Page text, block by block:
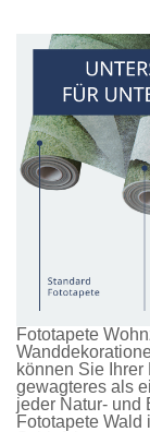
Fototapete
können Sie
gewagteres als
jeder Natur- und
Fototapete Wald